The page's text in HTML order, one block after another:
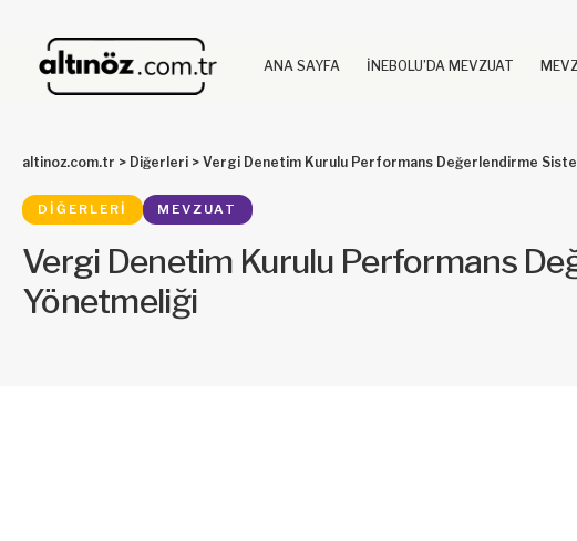
ANA SAYFA İNEBOLU’DA MEVZUAT
altinoz.com.tr > Diğerleri > Vergi Denetim Kurulu Performans Değerlendirme
DIĞERLERI MEVZUAT
Vergi Denetim Kurulu Performans
Yönetmeliği